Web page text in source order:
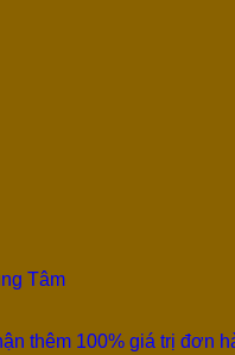
Tâm
thêm 100% giá trị đơn